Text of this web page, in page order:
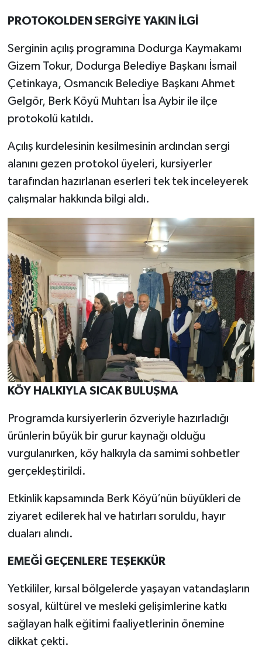
PROTOKOLDEN SERGİYE YAKIN İLGİ
Serginin açılış programına Dodurga Kaymakamı
Gizem Tokur, Dodurga Belediye Başkanı İsmail
Çetinkaya, Osmancık Belediye Başkanı Ahmet
Gelgör, Berk Köyü Muhtarı İsa Aybir ile ilçe
protokolü katıldı.
Açılış kurdelesinin kesilmesinin ardından sergi
alanını gezen protokol üyeleri, kursiyerler
tarafından hazırlanan eserleri tek tek inceleyerek
çalışmalar hakkında bilgi aldı.
KÖY HALKIYLA SICAK BULUŞMA
Programda kursiyerlerin özveriyle hazırladığı
ürünlerin büyük bir gurur kaynağı olduğu
vurgulanırken, köy halkıyla da samimi sohbetler
gerçekleştirildi.
Etkinlik kapsamında Berk Köyü’nün büyükleri de
ziyaret edilerek hal ve hatırları soruldu, hayır
duaları alındı.
EMEĞİ GEÇENLERE TEŞEKKÜR
Yetkililer, kırsal bölgelerde yaşayan vatandaşların
sosyal, kültürel ve mesleki gelişimlerine katkı
sağlayan halk eğitimi faaliyetlerinin önemine
dikkat çekti.